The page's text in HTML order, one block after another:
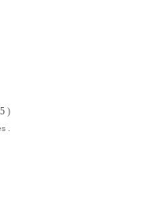
)
.